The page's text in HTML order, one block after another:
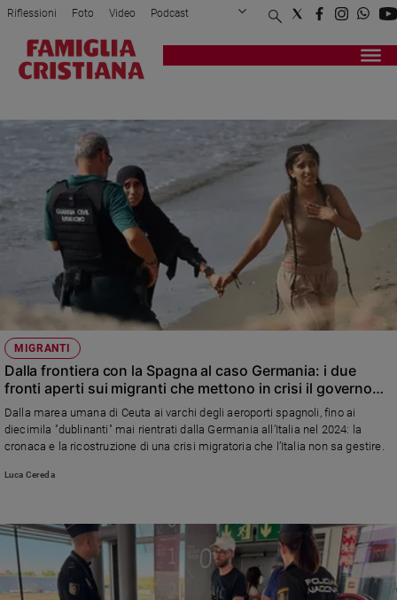
Attualità
Mondo
Economia
Legalità
giustizia
Interviste
Papa
Papa
Chiesa
Chiesa
e
Santi
Devozione
e
fede
Riflessioni Foto Video Podcast
Privacy Policy Chi siamo
Registrati Redazione
MIGRANTI
Dalla frontiera con la Spagna al caso Germania: i due
fronti aperti sui migranti che mettono in crisi il governo
anti immigrazione di Meloni
Dalla marea umana di Ceuta ai varchi degli aeroporti spagnoli, fino ai
diecimila "dublinanti" mai rientrati dalla Germania all’Italia nel 2024: la
cronaca e la ricostruzione di una crisi migratoria che l’Italia non sa gestire.
Luca Cereda